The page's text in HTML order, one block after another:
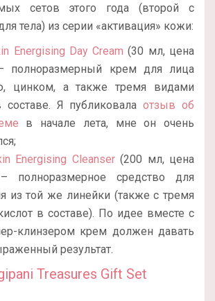
сетов этого года (второй с
тела) из серии «активация» кожи:
Energising Day Cream (30 мл, цена
полноразмерный крем для лица
цинком, а также тремя видами
составе. Я публиковалаотзыв об
в начале лета, мне он очень
Energising Cleanser(200 мл, цена
полноразмерное средство для
из той же линейки (также с тремя
в составе). По идее вместе с
клинзером крем должен давать
результат.
Treasures Gift Set